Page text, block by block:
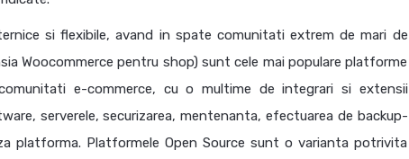
si flexibile, avand in spate comunitati extrem de mari de
Woocommerce pentru shop) sunt cele mai populare platforme
e-commerce, cu o multime de integrari si extensii
serverele, securizarea, mentenanta, efectuarea de backup-
platforma. Platformele Open Source sunt o varianta potrivita